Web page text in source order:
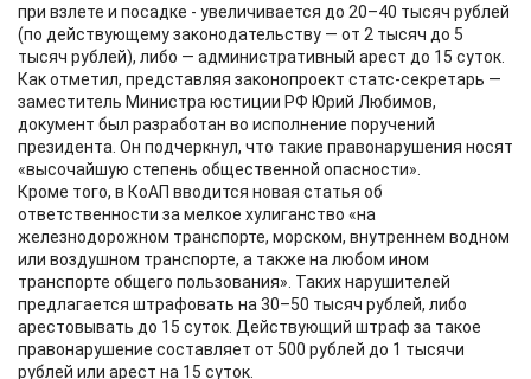
при взлете и посадке - увеличивается до 20–40 тысяч рублей
(по действующему законодательству — от 2 тысяч до 5
тысяч рублей), либо — административный арест до 15 суток.
Как отметил, представляя законопроект статс-секретарь —
заместитель Министра юстиции РФ Юрий Любимов,
документ был разработан во исполнение поручений
президента. Он подчеркнул, что такие правонарушения носят
«высочайшую степень общественной опасности».
Кроме того, в КоАП вводится новая статья об
ответственности за мелкое хулиганство «на
железнодорожном транспорте, морском, внутреннем водном
или воздушном транспорте, а также на любом ином
транспорте общего пользования». Таких нарушителей
предлагается штрафовать на 30–50 тысяч рублей, либо
арестовывать до 15 суток. Действующий штраф за такое
правонарушение составляет от 500 рублей до 1 тысячи
рублей или арест на 15 суток.